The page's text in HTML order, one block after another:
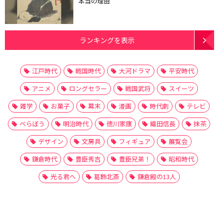
ランキングを表示
江戸時代 戦国時代 大河ドラマ
平安時代
アニメ
ロングセラー 戦国武将
スイーツ
雑学
お菓子 幕末 漫画 時代劇
テレビ
べらぼう
明治時代 徳川家康 織田信長
抹茶
デザイン
文房具 フィギュア
展覧会
鎌倉時代
豊臣秀吉 豊臣兄弟！
昭和時代
光る君へ
葛飾北斎 鎌倉殿の13人